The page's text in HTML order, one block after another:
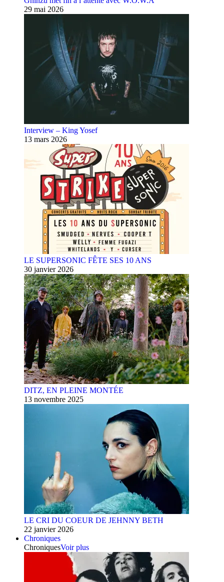
29 mai 2026
Interview – King Yosef
13 mars 2026
LE SUPERSONIC FÊTE SES 10 ANS
30 janvier 2026
DITZ, EN PLEINE MONTÉE
13 novembre 2025
LE CRI DU COEUR DE JEHNNY BETH
22 janvier 2026
Chroniques
ChroniquesVoir plus